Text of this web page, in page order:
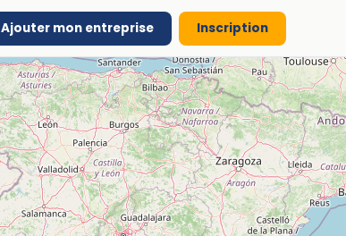
Ajouter mon entreprise Inscription